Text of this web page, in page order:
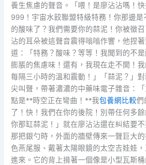
養生焦慮的聲音。「喂！是廖沾沾嗎！
999！宇宙水餃聯盟特級特務！你那邊是
的酸味了？我們需要你的蒜泥！你被徵
沾的耳朵被這聲音震得嗡嗡作響，他捏
道：「特務？酸味？等等！我聞到的不
膨脹的焦慮味！還有，我現在走不開！
每隔三小時的溫和震動！」「蒜泥？」
尖叫聲，帶著濃濃的中藥味電子雜音：
點是**時空正在彎曲！**我包養網比較們
了！快！我們在你的後院！別帶任何多
你那缸蒜泥！」就在廖沾沾還在糾結要
那把銀勺時，外面的牆壁傳來一聲巨大
色燕尾服、戴著太陽眼鏡的太空吉娃娃
進來。它的背上揹著一個像是小型瓦斯